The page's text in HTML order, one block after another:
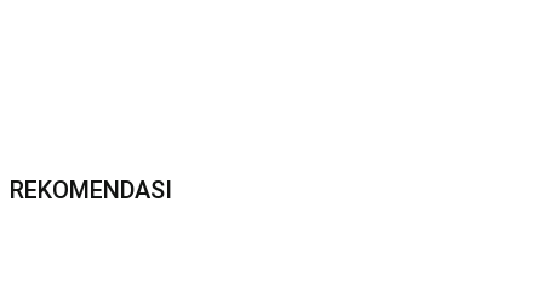
REKOMENDASI